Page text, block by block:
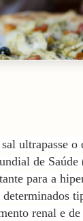
ultrapasse o
de Saúde
para a
renal e